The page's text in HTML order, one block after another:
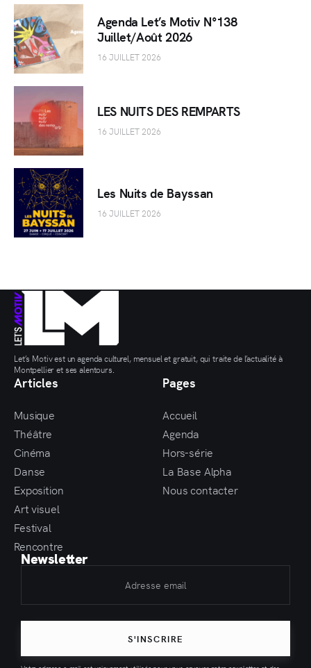
Agenda Let’s Motiv N°138
Juillet/Août 2026
16 JUILLET 2026
LES NUITS DES REMPARTS
16 JUILLET 2026
Les Nuits de Bayssan
16 JUILLET 2026
Let’s Motiv est un agenda culturel, mensuel et gratuit, qui traite de l’actualité à
Montpellier et ses alentours.
Articles
Musique
Théâtre
Cinéma
Danse
Exposition
Art visuel
Festival
Rencontre
Pages
Accueil
Agenda
Hors-série
La Base Alpha
Nous contacter
Newsletter
S'INSCRIRE